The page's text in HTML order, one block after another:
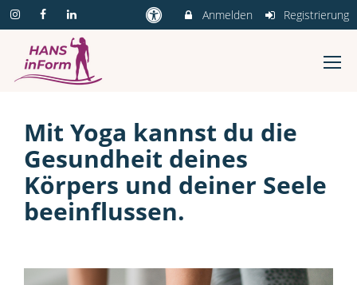
Anmelden Registrierung
Mit Yoga kannst du die
Gesundheit deines
Körpers und deiner Seele
beeinflussen.